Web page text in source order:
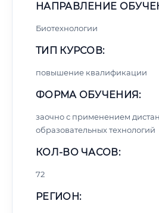
НАПРАВЛЕНИЕ
Биотехнологии
ТИП КУРСОВ:
повышение квалификации
ФОРМА ОБУЧЕНИЯ:
заочно с применением
образовательных технологий
КОЛ-ВО ЧАСОВ:
72
РЕГИОН: